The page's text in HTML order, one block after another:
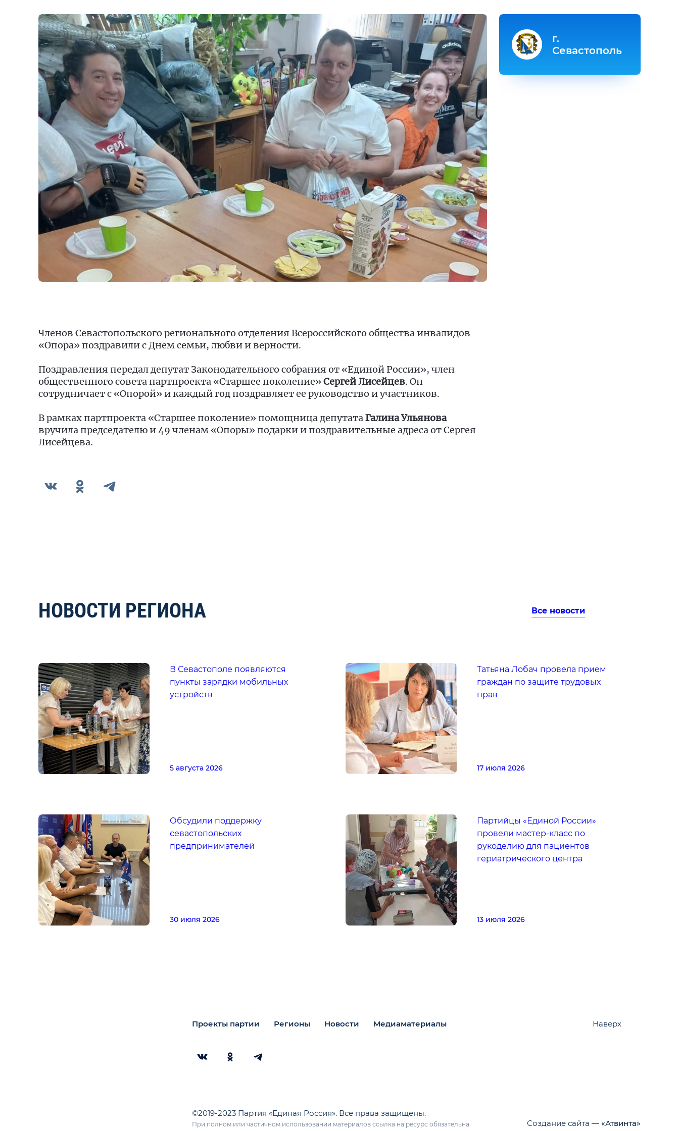
Членов Севастопольского регионального отделения Всероссийского общества инвалидов
«Опора» поздравили с Днем семьи, любви и верности.
Поздравления передал депутат Законодательного собрания от «Единой России», член
общественного совета партпроекта «Старшее поколение» Сергей Лисейцев. Он
сотрудничает с «Опорой» и каждый год поздравляет ее руководство и участников.
В рамках партпроекта «Старшее поколение» помощница депутатаГалина Ульянова
вручила председателю и 49 членам «Опоры» подарки и поздравительные адреса от Сергея
Лисейцева.
г.
Севастополь
НОВОСТИ РЕГИОНА Все новости
В Севастополе появляются
пункты зарядки мобильных
устройств
5 августа 2026
Обсудили поддержку
севастопольских
предпринимателей
30 июля 2026
Татьяна Лобач провела прием
граждан по защите трудовых
прав
17 июля 2026
Партийцы «Единой России»
провели мастер-класс по
рукоделию для пациентов
гериатрического центра
13 июля 2026
Проекты партии Регионы Новости Медиаматериалы Наверх
©2019-2023 Партия «Единая Россия». Все права защищены.
При полном или частичном использовании материалов ссылка на ресурс обязательна Создание сайта — «Атвинта»